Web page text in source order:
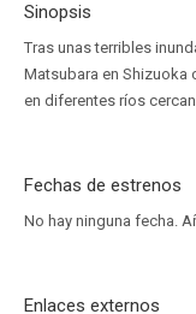
Sinopsis
Tras unas terribles
Matsubara en Shizuoka
en diferentes ríos
Fechas de estrenos
No hay ninguna fecha.
Enlaces externos